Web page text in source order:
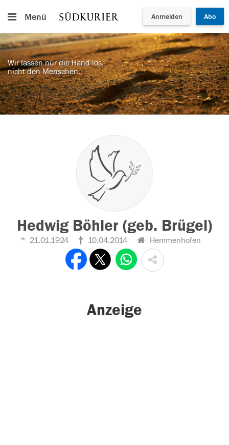
Menü Anmelden Abo
Wir lassen nur die Hand los,
nicht den Menschen.
Hedwig Böhler (geb. Brügel)
21.01.1924 10.04.2014 Hemmenhofen
Anzeige